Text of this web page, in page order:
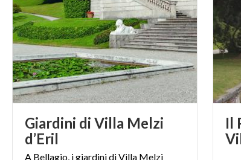
Giardini di Villa Melzi
d’Eril
A Bellagio, i giardini di Villa Melzi
Il